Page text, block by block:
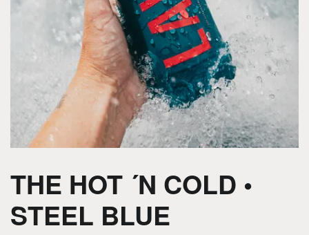
THE HOT ´N COLD •
STEEL BLUE